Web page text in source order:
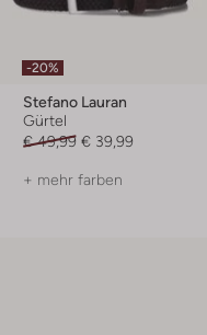
-20%
Stefano Lauran
Gürtel
€ 49,99 € 39,99
+ mehr farben